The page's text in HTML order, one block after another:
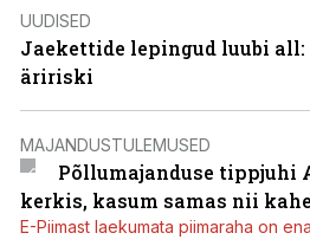
UUDISED
Jaekettide lepingud luubi
äririski
MAJANDUSTULEMUSED
Põllumajanduse tippjuhi
kerkis, kasum samas nii
E-Piimast laekumata piimaraha on